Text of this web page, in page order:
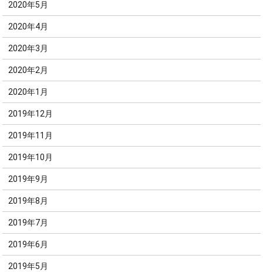
2020年5月
2020年4月
2020年3月
2020年2月
2020年1月
2019年12月
2019年11月
2019年10月
2019年9月
2019年8月
2019年7月
2019年6月
2019年5月